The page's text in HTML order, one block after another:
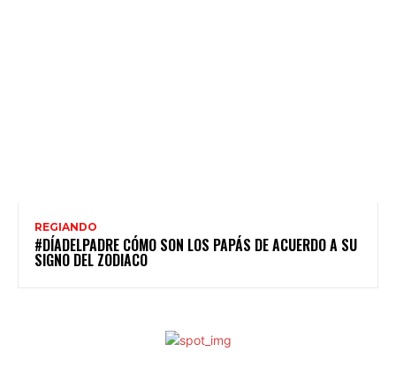
REGIANDO
#DÍADELPADRE CÓMO SON LOS PAPÁS DE ACUERDO A SU
SIGNO DEL ZODIACO